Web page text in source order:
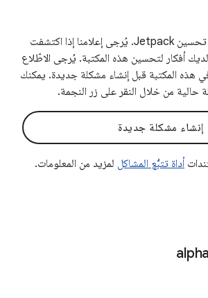
تساعدنا ملاحظاتك في تحسين Jetpack. يُرجى إعلامنا إذا اكتشفت
أفكار لتحسين هذه المكتبة. يُرجى الاطّلاع
هذه المكتبة قبل إنشاء مشكلة جديدة. يمكنك
من خلال النقر على زر النجمة.
إنشاء مشكلة جديدة
أداة تتبُّع المشاكل لمزيد من المعلومات.